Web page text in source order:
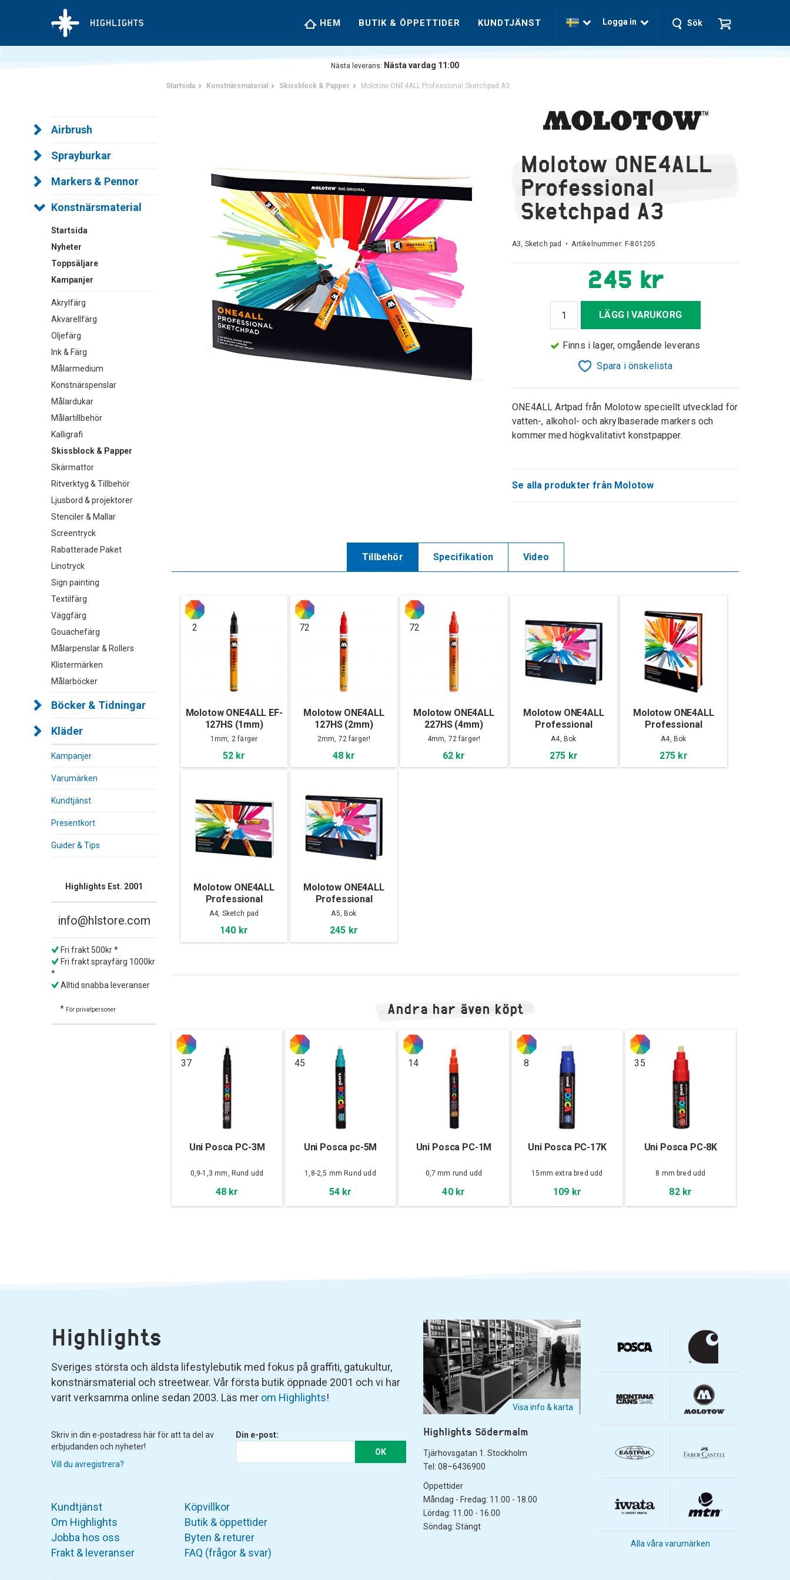
HEM BUTIK & ÖPPETTIDER KUNDTJÄNST Logga in Sök
Nästa leverans: Nästa vardag 11:00
Airbrush
Sprayburkar
Markers & Pennor
Konstnärsmaterial
Startsida
Nyheter
Toppsäljare
Kampanjer
Akrylfärg
Akvarellfärg
Oljefärg
Ink & Färg
Målarmedium
Konstnärspenslar
Målardukar
Målartillbehör
Kalligrafi
Skissblock & Papper
Skärmattor
Ritverktyg & Tillbehör
Ljusbord & projektorer
Stenciler & Mallar
Screentryck
Rabatterade Paket
Linotryck
Sign painting
Textilfärg
Väggfärg
Gouachefärg
Målarpenslar & Rollers
Klistermärken
Målarböcker
Böcker & Tidningar
Kläder
Kampanjer
Varumärken
Kundtjänst
Presentkort
Guider & Tips
Highlights Est. 2001
info@hlstore.com
Fri frakt 500kr *
Fri frakt sprayfärg 1000kr
*
Alltid snabba leveranser
* För privatpersoner
Startsida Konstnärsmaterial Skissblock & Papper Molotow ONE4ALL Professional Sketchpad A3
Molotow ONE4ALL
Professional
Sketchpad A3
A3, Sketch pad • Artikelnummer: F-801205
245 kr
LÄGG I VARUKORG
Finns i lager, omgående leverans
Spara i önskelista
ONE4ALL Artpad från Molotow speciellt utvecklad för
vatten-, alkohol- och akrylbaserade markers och
kommer med högkvalitativt konstpapper.
Se alla produkter från Molotow
Tillbehör Specifikation Video
2
Molotow ONE4ALL EF-
127HS (1mm)
1mm, 2 färger
52 kr
72
Molotow ONE4ALL
127HS (2mm)
2mm, 72 färger!
48 kr
72
Molotow ONE4ALL
227HS (4mm)
4mm, 72 färger!
62 kr
Molotow ONE4ALL
Professional
Sketchbook A4
A4, Bok
275 kr
Molotow ONE4ALL
Professional
Sketchbook A4
A4, Bok
275 kr
Molotow ONE4ALL
Professional
Sketchpad A4
A4, Sketch pad
140 kr
Molotow ONE4ALL
Professional
Sketchbook A5
A5, Bok
245 kr
Andra har även köpt
37
Uni Posca PC-3M
0,9-1,3 mm, Rund udd
48 kr
45
Uni Posca pc-5M
1,8-2,5 mm Rund udd
54 kr
14
Uni Posca PC-1M
0,7 mm rund udd
40 kr
8
Uni Posca PC-17K
15mm extra bred udd
109 kr
35
Uni Posca PC-8K
8 mm bred udd
82 kr
Highlights
Sveriges största och äldsta lifestylebutik med fokus på graffiti, gatukultur,
konstnärsmaterial och streetwear. Vår första butik öppnade 2001 och vi har
varit verksamma online sedan 2003. Läs mer om Highlights!
Skriv in din e-postadress här för att ta del av
erbjudanden och nyheter!
Vill du avregistrera?
Din e-post:
OK
Visa info & karta
Highlights Södermalm
Tjärhovsgatan 1. Stockholm
Tel: 08–6436900
Öppettider
Måndag - Fredag: 11.00 - 18.00
Lördag: 11.00 - 16.00
Söndag: Stängt
Kundtjänst
Om Highlights
Jobba hos oss
Frakt & leveranser
Köpvillkor
Butik & öppettider
Byten & returer
FAQ (frågor & svar)
Alla våra varumärken